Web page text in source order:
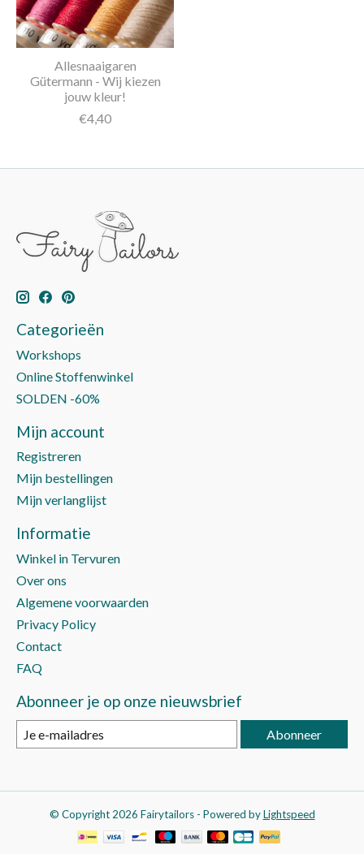
Allesnaaigaren
Gütermann - Wij kiezen
jouw kleur!
€4,40
Categorieën
Workshops
Online Stoffenwinkel
SOLDEN -60%
Mijn account
Registreren
Mijn bestellingen
Mijn verlanglijst
Informatie
Winkel in Tervuren
Over ons
Algemene voorwaarden
Privacy Policy
Contact
FAQ
Abonneer je op onze nieuwsbrief
Abonneer
© Copyright 2026 Fairytailors - Powered byLightspeed